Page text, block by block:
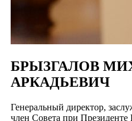
БРЫЗГАЛОВ
АРКАДЬЕВИЧ
Генеральный директор,
член Совета при